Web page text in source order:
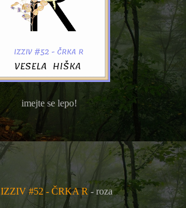
imejte se lepo!
IZZIV #52 - ČRKA R- roza